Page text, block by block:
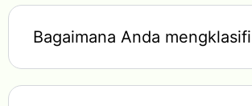
Bagaimana Anda